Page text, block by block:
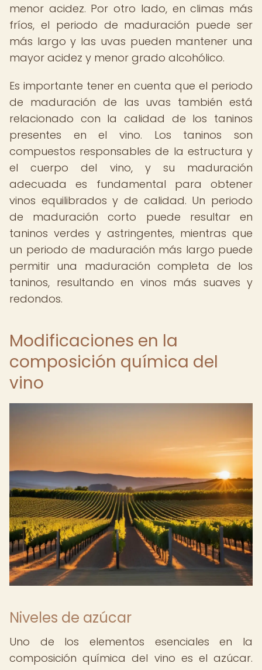
menor acidez. Por otro lado, en climas más
fríos, el periodo de maduración puede ser
más largo y las uvas pueden mantener una
mayor acidez y menor grado alcohólico.
Es importante tener en cuenta que el periodo
de maduración de las uvas también está
relacionado con la calidad de los taninos
presentes en el vino. Los taninos son
compuestos responsables de la estructura y
el cuerpo del vino, y su maduración
adecuada es fundamental para obtener
vinos equilibrados y de calidad. Un periodo
de maduración corto puede resultar en
taninos verdes y astringentes, mientras que
un periodo de maduración más largo puede
permitir una maduración completa de los
taninos, resultando en vinos más suaves y
redondos.
Modificaciones en la
composición química del
vino
Niveles de azúcar
Uno de los elementos esenciales en la
composición química del vino es el azúcar.